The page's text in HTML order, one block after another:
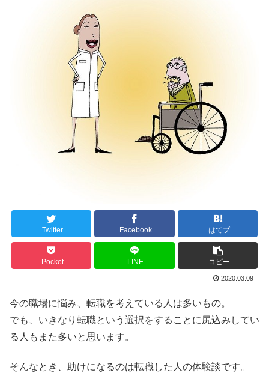
Twitter Facebook はてブ
Pocket LINE コピー
2020.03.09
今の職場に悩み、転職を考えている人は多いもの。
でも、いきなり転職という選択をすることに尻込みしてい
る人もまた多いと思います。
そんなとき、助けになるのは転職した人の体験談です。